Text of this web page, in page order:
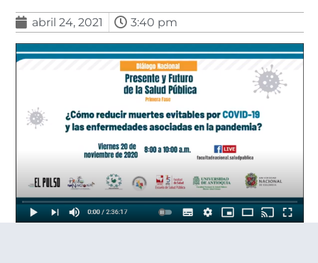
abril 24, 2021 3:40 pm